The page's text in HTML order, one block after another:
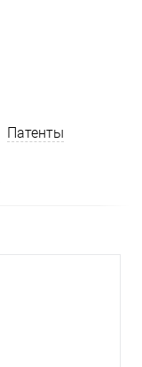
Патенты